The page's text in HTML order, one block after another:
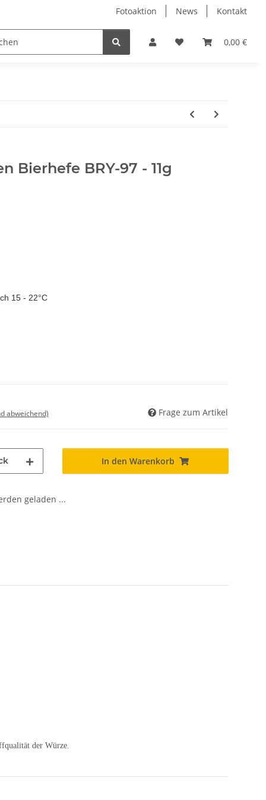
Fotoaktion News Kontakt
0,00 €
Nützliches Ersatzteile
Bierhefe BRY-97 - 11g
15 - 22°C
abweichend) Frage zum Artikel
In den Warenkorb
geladen ...
der Würze.